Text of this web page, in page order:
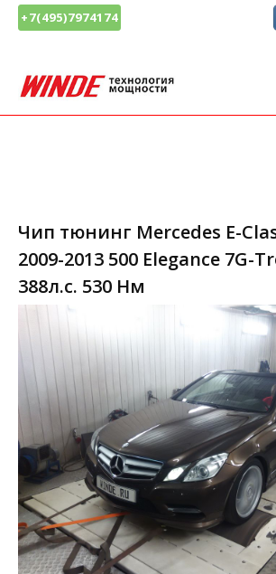
+7(495)7974174
Чип тюнинг Mercedes E-
2009-2013 500 Elegance 7G-
388л.с. 530 Нм